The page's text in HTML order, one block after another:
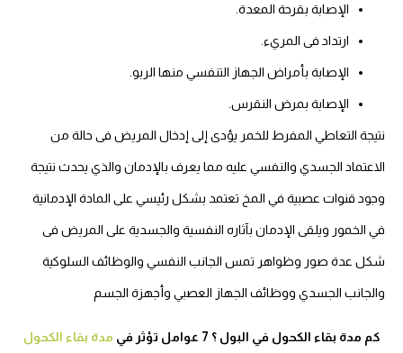
الإصابة بقرحة المعدة.
ارتداد فى المريء.
الإصابة بأمراض الجهاز التنفسي منها الربو.
الإصابة بمرض النقرس.
نتيجة التعاطي المفرط للخمر يؤدى إلى إدخال المريض فى حالة من
الاعتماد الجسدي والنفسي عليه مما يعرف بالإدمان والذي يحدث نتيجة
وجود قنوات عصبية في المخ تعتمد بشكل رئيسي على المادة الإدمانية
في الخمور ويلقى الإدمان بآثاره النفسية والجسدية على المريض فى
شكل عدة صور وظواهر تمس الجانب النفسي والوظائف السلوكية
والجانب الجسدي ووظائف الجهاز العصبي وأجهزة الجسم
كم مدة بقاء الكحول في البول ؟ 7 عوامل تؤثر في مدة بقاء الكحول